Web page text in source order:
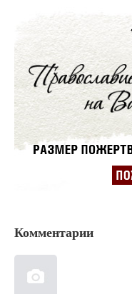
Комментарии